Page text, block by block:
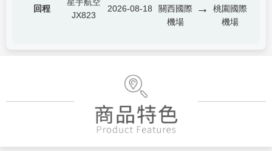
回程
JX823
2026-08-18
關西國際
機場
→
桃園國際
機場